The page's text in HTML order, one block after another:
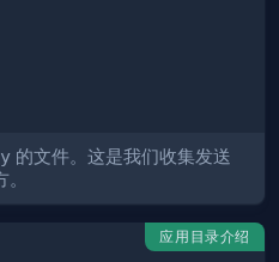
的文件。这是我们收集发送
应用目录介绍